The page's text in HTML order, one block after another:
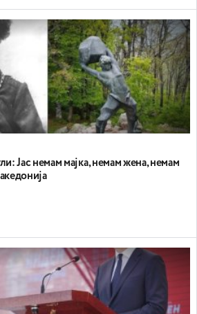
Јас немам мајка, немам жена, немам